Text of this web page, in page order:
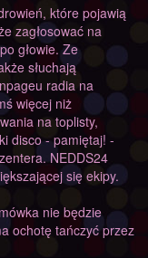
które pojawią
zagłosować na
głowie. Ze
słuchają
radia na
więcej niż
na toplisty,
disco - pamiętaj! -
NEDDS24
się ekipy.
nie będzie
ochotę tańczyć przez